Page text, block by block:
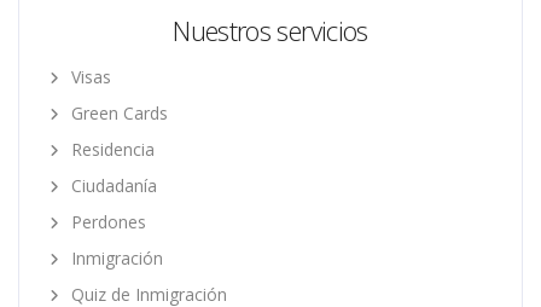
Nuestros servicios
Visas
Green Cards
Residencia
Ciudadanía
Perdones
Inmigración
Quiz de Inmigración